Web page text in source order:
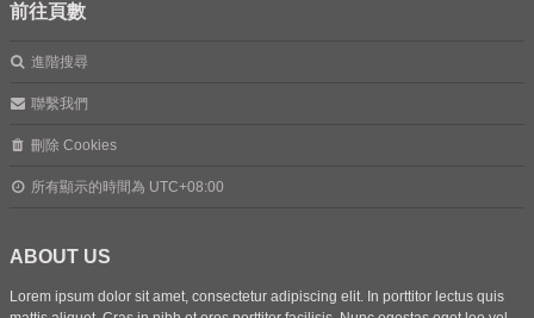
前往頁數
進階搜尋
聯繫我們
刪除 Cookies
所有顯示的時間為 UTC+08:00
ABOUT US
Lorem ipsum dolor sit amet, consectetur adipiscing elit. In porttitor lectus quis